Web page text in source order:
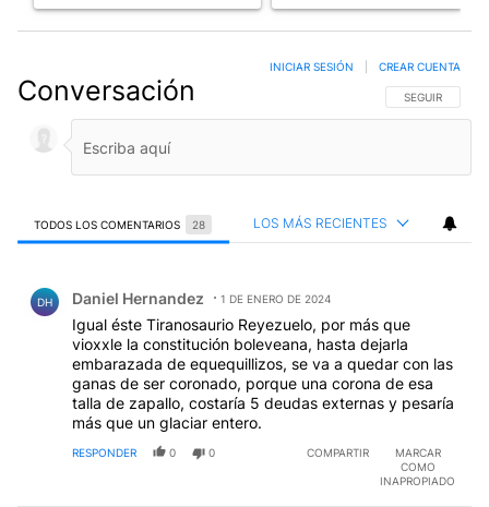
Conversación SIGA ESTA
SEGUIR
INICIAR SESIÓN CREAR CUENTA
TODOS LOS COMENTARIOS 28 LOS MÁS RECIENTES
DH Daniel Hernandez 1 DE ENERO DE 2024
Igual éste Tiranosaurio Reyezuelo, por más que
vioxxle la constitución boleveana, hasta dejarla
embarazada de equequillizos, se va a quedar con las
ganas de ser coronado, porque una corona de esa
talla de zapallo, costaría 5 deudas externas y pesaría
más que un glaciar entero.
RESPONDER 0 0 COMPARTIR
MARCAR
COMO
INAPROPIADO